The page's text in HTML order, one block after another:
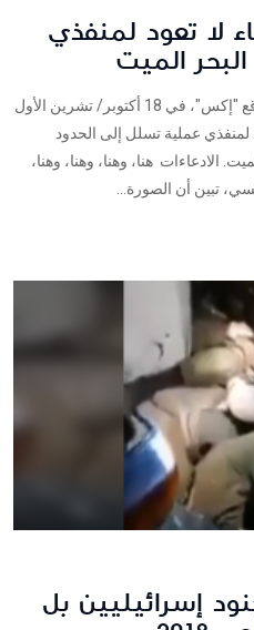
لا تعود لمنفذي
الميت
فريق شييك تداولت حسابات على موقع "إكس"، في 18 أكتوبر/ تشرين الأول
لمنفذي عملية تسلل إلى الحدود
الادعاءات هنا، وهنا، وهنا، وهنا،
تبين أن الصورة...
إسرائيليين بل